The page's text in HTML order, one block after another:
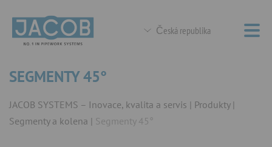
Česká republika
SEGMENTY 45°
JACOB SYSTEMS – Inovace, kvalita a servis
Produkty
Segmenty a kolena
Segmenty 45°